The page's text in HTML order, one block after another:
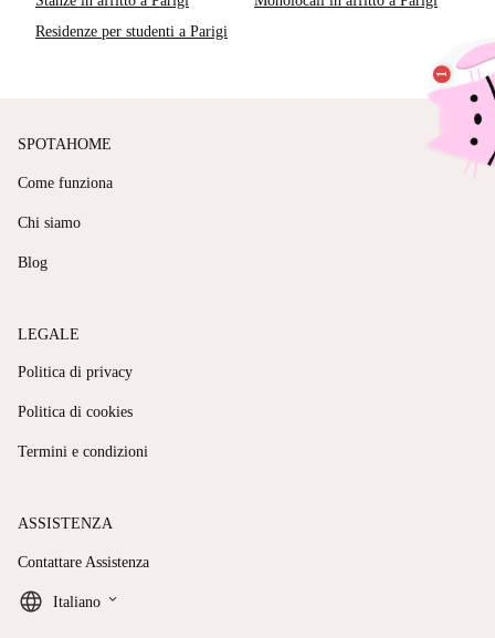
Residenze per studenti a Parigi
SPOTAHOME
Come funziona
Chi siamo
Blog
LEGALE
Politica di privacy
Politica di cookies
Termini e condizioni
ASSISTENZA
Contattare Assistenza
Italiano keyboard_arrow_down